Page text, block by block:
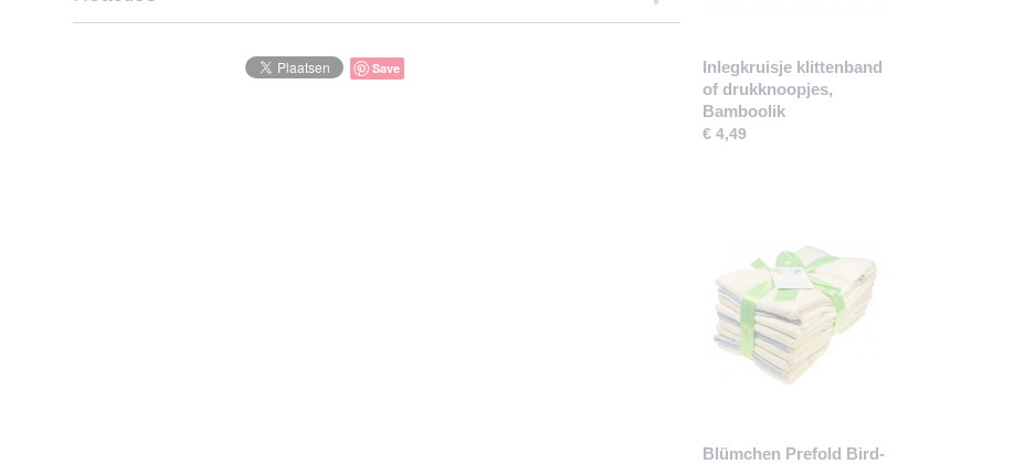
Save
Inlegkruisje klittenband
of drukknoopjes,
Bamboolik
€ 4,49
Blümchen Prefold Bird-